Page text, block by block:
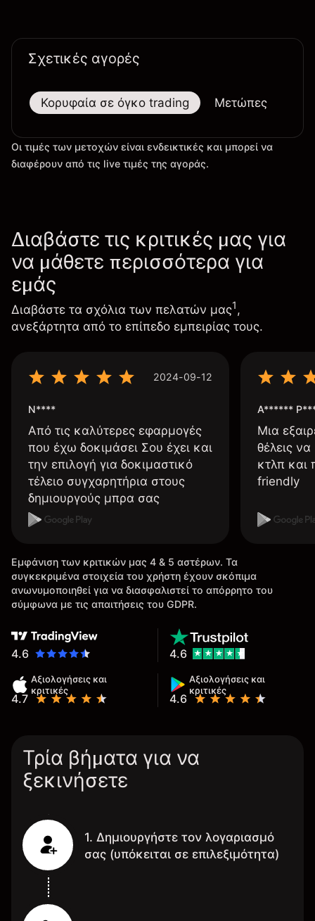
Σχετικές αγορές
Κορυφαία σε όγκο trading Μετώπες
Οι τιμές των μετοχών είναι ενδεικτικές και μπορεί να
διαφέρουν από τις live τιμές της αγοράς.
Διαβάστε τις κριτικές μας για
να μάθετε περισσότερα για
εμάς
Διαβάστε τα σχόλια των πελατών μας1,
ανεξάρτητα από το επίπεδο εμπειρίας τους.
2024-09-12
N****
Από τις καλύτερες εφαρμογές
που έχω δοκιμάσει Σου έχει και
την επιλογή για δοκιμαστικό
τέλειο συγχαρητήρια στους
δημιουργούς μπρα σας
A******
Μια
θέλεις
κτλπ και
friendly
Εμφάνιση των κριτικών μας 4 & 5 αστέρων. Τα
συγκεκριμένα στοιχεία του χρήστη έχουν σκόπιμα
ανωνυμοποιηθεί για να διασφαλιστεί το απόρρητο του
σύμφωνα με τις απαιτήσεις του GDPR.
4.6
Αξιολογήσεις και
κριτικές
4.7
Αξιολογήσεις και
κριτικές
4.6
4.6
Τρία βήματα για να
ξεκινήσετε
1. Δημιουργήστε τον λογαριασμό
σας (υπόκειται σε επιλεξιμότητα)